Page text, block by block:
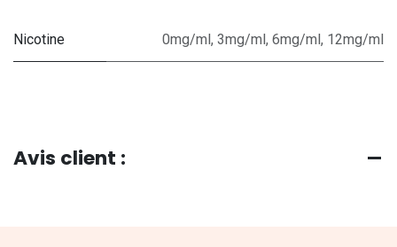
Nicotine 0mg/ml, 3mg/ml, 6mg/ml, 12mg/ml
Avis client :